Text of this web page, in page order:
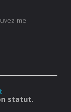
me
statut.